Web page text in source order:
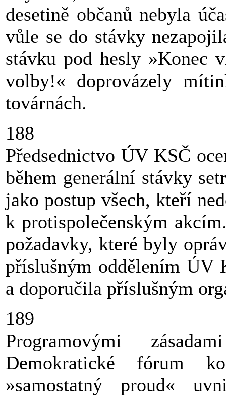
desetině občanů nebyla
vůle se do stávky
stávku pod hesly »Konec
volby!« doprovázely
továrnách.
188
Předsednictvo ÚV KSČ
během generální stávky
jako postup všech, kteří
k protispolečenským
požadavky, které byly
příslušným oddělením ÚV
a doporučila příslušným
189
Programovými
Demokratické fórum
»samostatný proud«